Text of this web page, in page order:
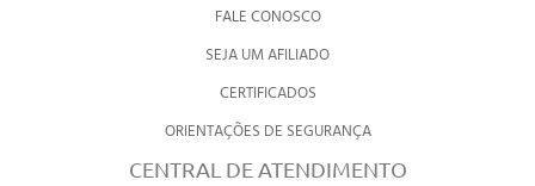
FALE CONOSCO
SEJA UM AFILIADO
CERTIFICADOS
ORIENTAÇÕES DE SEGURANÇA
CENTRAL DE ATENDIMENTO